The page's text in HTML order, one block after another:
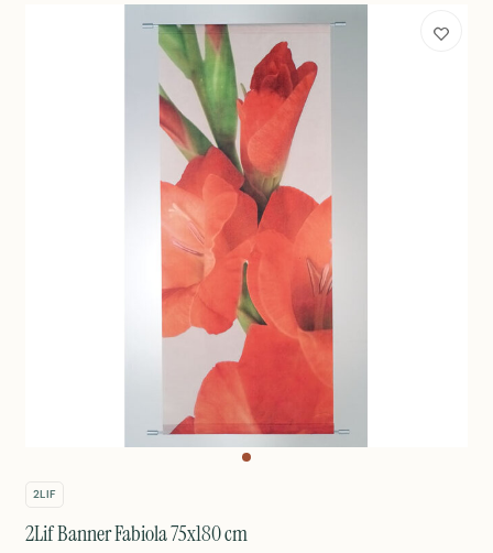
2LIF
2Lif Banner Fabiola 75x180 cm